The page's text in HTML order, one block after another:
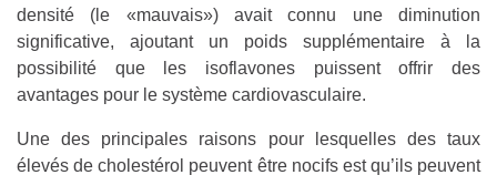
densité (le «mauvais») avait connu une diminution
significative, ajoutant un poids supplémentaire à la
possibilité que les isoflavones puissent offrir des
avantages pour le système cardiovasculaire.
Une des principales raisons pour lesquelles des taux
élevés de cholestérol peuvent être nocifs est qu’ils peuvent